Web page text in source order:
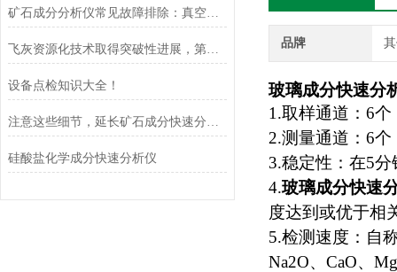
矿石成分分析仪常见故障排除：真空泄漏、探测器冷却、高压电源故障
飞灰资源化技术取得突破性进展，第一条飞灰协同制棉产线成功验收
设备点检知识大全！
注意这些细节，延长矿石成分快速分析仪使用寿命
硅酸盐化学成分快速分析仪
品牌
玻璃成分快速分
1.取样通道：6个
2.测量通道：6个
3.稳定性：在5
4.玻璃成分快速
度达到或优于相
5.检测速度：自
Na2O、CaO、